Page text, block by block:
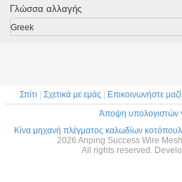
Γλώσσα αλλαγής
Greek
Σπίτι Σχετικά με εμάς Επικοινωνήστε
Άποψη υπολογιστών
Κίνα μηχανή πλέγματος καλωδίων
2026 Anping Success Wire
All rights reserved.